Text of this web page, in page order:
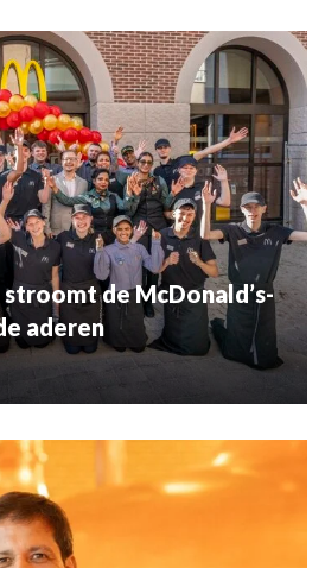
de McDonald’s-
aderen